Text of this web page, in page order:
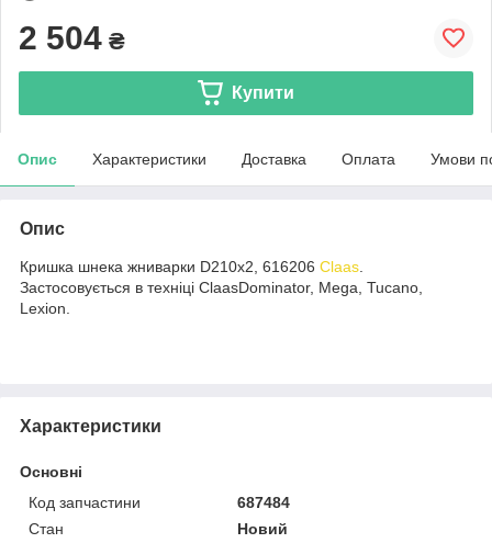
2 504 ₴
Купити
Опис Характеристики Доставка Оплата Умови
Опис
Кришка шнека жниварки D210х2, 616206 Claas
Застосовується в техніці ClaasDominator, Mega, Tucano,
Lexion.
Характеристики
Основні
Код запчастини
687484
Стан
Новий